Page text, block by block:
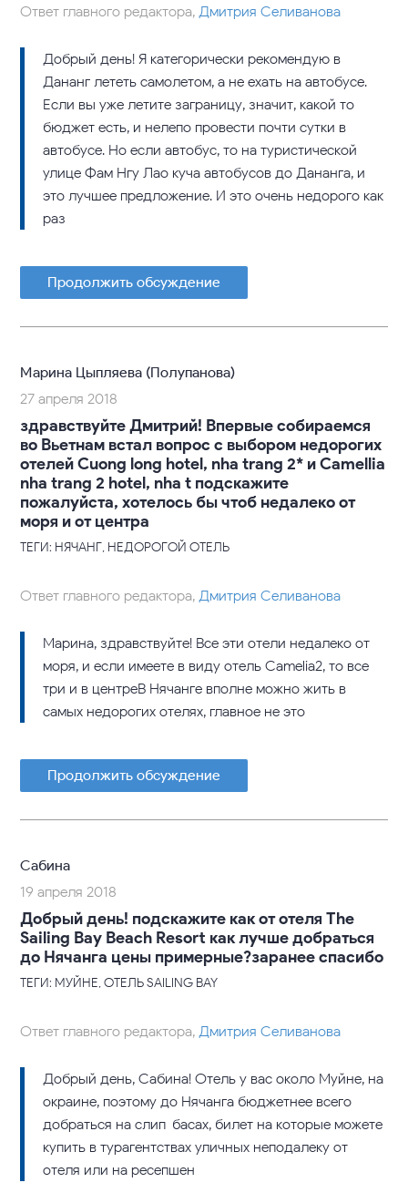
Ответ главного редактора,Дмитрия Селиванова
Добрый день! Я категорически рекомендую в
Дананг лететь самолетом, а не ехать на автобусе.
Если вы уже летите заграницу, значит, какой то
бюджет есть, и нелепо провести почти сутки в
автобусе. Но если автобус, то на туристической
улице Фам Нгу Лао куча автобусов до Дананга, и
это лучшее предложение. И это очень недорого как
раз
Продолжить обсуждение
Марина Цыпляева (Полупанова)
27 апреля 2018
здравствуйте Дмитрий! Впервые собираемся
во Вьетнам встал вопрос с выбором недорогих
отелей Cuong long hotel, nha trang 2* и Camellia
nha trang 2 hotel, nha t подскажите
пожалуйста, хотелось бы чтоб недалеко от
моря и от центра
ТЕГИ: НЯЧАНГ, НЕДОРОГОЙ ОТЕЛЬ
Ответ главного редактора,Дмитрия Селиванова
Марина, здравствуйте! Все эти отели недалеко от
моря, и если имеете в виду отель Camelia2, то все
три и в центреВ Нячанге вполне можно жить в
самых недорогих отелях, главное не это
Продолжить обсуждение
Сабина
19 апреля 2018
Добрый день! подскажите как от отеля The
Sailing Bay Beach Resort как лучше добраться
до Нячанга цены примерные?заранее спасибо
ТЕГИ: МУЙНЕ, ОТЕЛЬ SAILING BAY
Ответ главного редактора,Дмитрия Селиванова
Добрый день, Сабина! Отель у вас около Муйне, на
окраине, поэтому до Нячанга бюджетнее всего
добраться на слип-басах, билет на которые можете
купить в турагентствах уличных неподалеку от
отеля или на ресепшен